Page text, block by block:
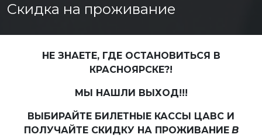
Скидка на проживание
НЕ ЗНАЕТЕ, ГДЕ ОСТАНОВИТЬСЯ В
КРАСНОЯРСКЕ?!
МЫ НАШЛИ ВЫХОД!!!
ВЫБИРАЙТЕ БИЛЕТНЫЕ КАССЫ ЦАВС И
ПОЛУЧАЙТЕ СКИДКУ НА ПРОЖИВАНИЕ В